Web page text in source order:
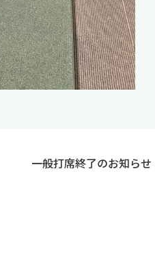
一般打席終了のお知らせ